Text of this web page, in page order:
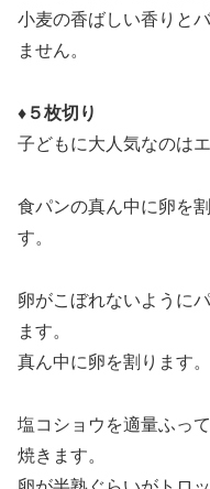
小麦の香ばしい香りと
ません。
♦５枚切り
子どもに大人気なのは
食パンの真ん中に卵を
す。
卵がこぼれないように
ます。
真ん中に卵を割ります。
塩コショウを適量ふっ
焼きます。